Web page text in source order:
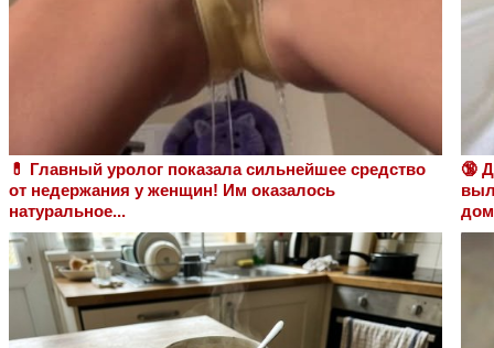
💊 Главный уролог показала сильнейшее средство
от недержания у женщин! Им оказалось
натуральное...
🔞